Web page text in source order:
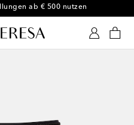
ab € 500 nutzen